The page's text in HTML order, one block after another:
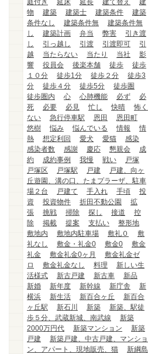
庭付き
延床 延長 建て替え
建
物
建築 建築士 建築条件
建築
条件なし
建築条件無
建築条件無
し
建築計画 弁当 弊害
引き渡
し
引っ越し 引渡 引渡即可
引
越
当たらない 当たり 当社
影
響
役員会 後楽本舗 徒歩
徒歩
１０分
徒歩1分 徒歩２分
徒歩3
分
徒歩４分 徒歩5分
徒歩圏
徒歩圏内
心 心肺機能 必ず
必
死
必要 必見 忙し 快晴
怖く
ない
急行停車駅 恩田
恩田町
悠樹
悩み 悩んでいる 情報
情
熱
想定利回 愛犬 愛猫
感染
感染者数
感謝 慶応 懇親会
成
約
成約事例 我慢 戦い
戸塚
戸塚区
戸塚駅 戸建
戸建、向ヶ
丘遊園、溝の口、たまプラーザ、駐車
場２台
戸建て 手入れ 手頃
投
資
投資物件 折田不動公園
拡
張
挑戦 掃除 探し 接道
控
除
掲載 提案 支払い
整形地
敷地内
敷地内駐車場 敷礼０
敷
礼なし
敷金・礼金0 敷金0
敷金
礼金
敷金礼金0ヶ月
敷金礼金ゼ
ロ
敷金礼金なし 料理
新しい生
活様式
新古戸建 新古車
新品
新婚
新年度 新幹線 新庁舎
新
横浜
新生活 新百合ヶ丘
新百合
ヶ丘駅
新石川 新築
新築、駅徒
歩５分、武蔵新城、南武線
新築
2000万円代
新築マンション
新築
戸建
新築戸建、中古戸建、マンショ
ン、アパート、現地販売、猫
新綱島